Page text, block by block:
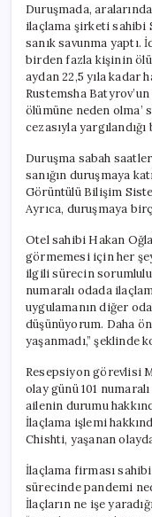
Duruşmada,
ilaçlama şirketi sahibi
sanık savunma yaptı.
birden fazla kişinin
aydan 22,5 yıla kadar
Rustemsha
ölümüne neden olma’
cezasıyla
Duruşma sabah
sanığın duruşmaya
Görüntülü Bilişim
Ayrıca, duruşmaya
Otel sahibi Hakan
görmemesi için her
ilgili sürecin
numaralı odada
uygulamanın diğer
düşünüyorum. Daha
yaşanmadı,” şeklinde
Resepsiyon görevlisi
olay günü 101
ailenin durumu
İlaçlama işlemi
Chishti, yaşanan
İlaçlama firması
sürecinde pandemi
İlaçların ne işe